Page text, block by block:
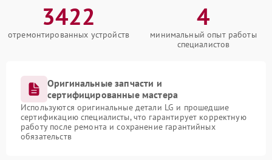
3422
отремонтированных устройств
4
минимальный опыт работы
специалистов
Оригинальные запчасти и
сертифицированные мастера
Используются оригинальные детали LG и прошедшие
сертификацию специалисты, что гарантирует корректную
работу после ремонта и сохранение гарантийных
обязательств